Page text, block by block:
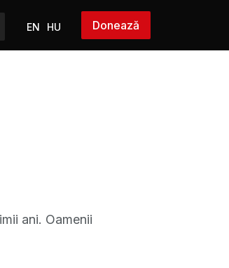
EN HU Donează
ani. Oamenii